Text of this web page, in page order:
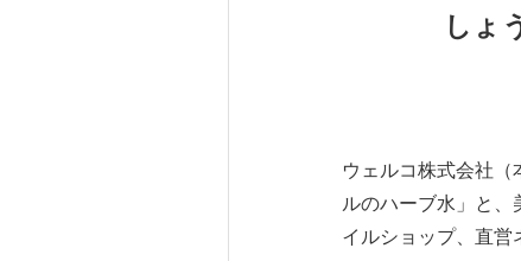
しょ
ウェルコ株式会社
ルのハーブ水」と
イルショップ、直営